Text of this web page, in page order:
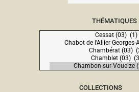
THÉMATIQUES
COLLECTIONS